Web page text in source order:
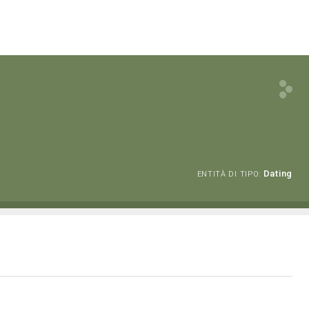
ENTITÀ DI TIPO: Dating